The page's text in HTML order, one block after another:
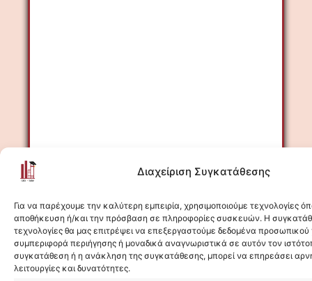
Διαχείριση Συγκατάθεσης
Για να παρέχουμε την καλύτερη εμπειρία, χρησιμοποιούμε τεχνολογίες
αποθήκευση ή/και την πρόσβαση σε πληροφορίες συσκευών. Η
τεχνολογίες θα μας επιτρέψει να επεξεργαστούμε δεδομένα
συμπεριφορά περιήγησης ή μοναδικά αναγνωριστικά σε αυτόν τον
συγκατάθεση ή η ανάκληση της συγκατάθεσης, μπορεί να επηρεάσει
λειτουργίες και δυνατότητες.
Μάθε Περισσότερα